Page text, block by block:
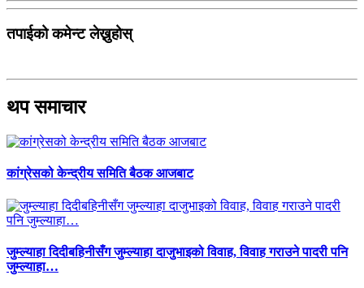
तपाईको कमेन्ट लेख्नुहोस्
थप समाचार
कांग्रेसको केन्द्रीय समिति बैठक आजबाट
जुम्ल्याहा दिदीबहिनीसँग जुम्ल्याहा दाजुभाइको विवाह, विवाह गराउने पादरी पनि
जुम्ल्याहा…